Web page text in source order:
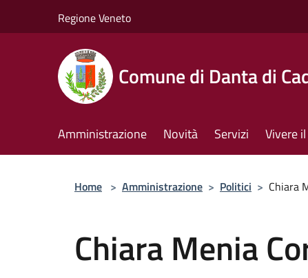
Regione Veneto
Comune di Danta di
Amministrazione Novità Servizi Vivere
Home > Amministrazione > Politici > Chiara
Chiara Menia